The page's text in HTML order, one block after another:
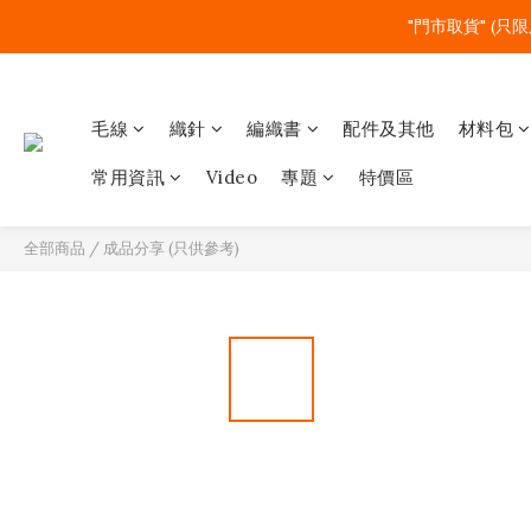
"門市取貨" (只
毛線 織針 編織書 配件及其他 材料包
常用資訊 Video 專題 特價區
全部商品 / 成品分享 (只供參考)